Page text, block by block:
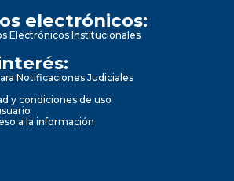
electrónicos:
Electrónicos Institucionales
Notificaciones Judiciales
y condiciones de uso
a la información